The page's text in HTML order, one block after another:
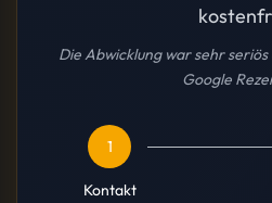
Die Abwicklung war sehr seriös
Google
1
Kontakt